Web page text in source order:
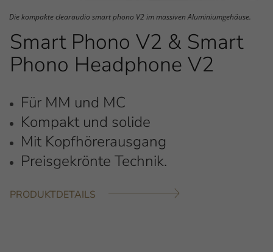
Die kompakte clearaudio smart phono V2 im massiven Aluminiumgehäuse.
Smart Phono V2 & Smart
Phono Headphone V2
Für MM und MC
Kompakt und solide
Mit Kopfhörerausgang
Preisgekrönte Technik.
PRODUKTDETAILS